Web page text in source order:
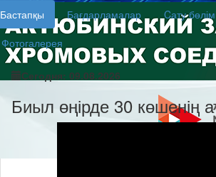
Бастапқы Бағдарламалар
Cату
Фотогалерея
Сегодня: 09.08.2026
Биыл өңірде 30 көшенің